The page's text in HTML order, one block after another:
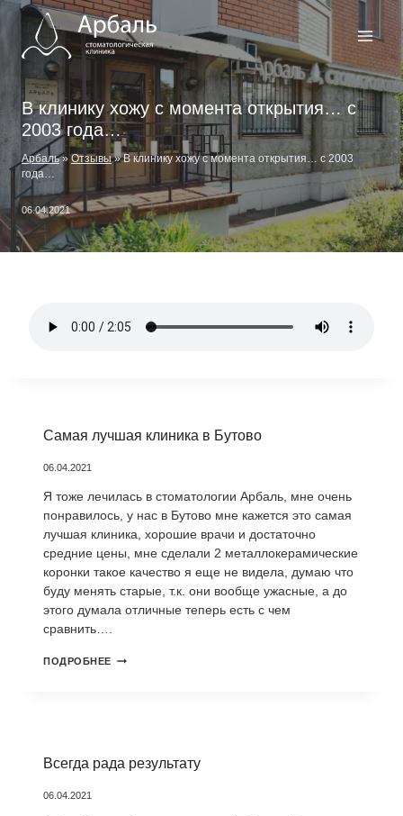
Перейти
содержимому
В клинику хожу с момента открытия… с
2003 года…
Арбаль»Отзывы»В клинику хожу с момента открытия… с 2003
года…
06.04.2021
Самая лучшая клиника в Бутово
06.04.2021
Я тоже лечилась в стоматологии Арбаль, мне очень
понравилось, у нас в Бутово мне кажется это самая
лучшая клиника, хорошие врачи и достаточно
средние цены, мне сделали 2 металлокерамические
коронки такое качество я еще не видела, думаю что
буду менять старые, т.к. они вообще ужасные, а до
этого думала отличные теперь есть с чем
сравнить….
ПОДРОБНЕЕ САМАЯ
Всегда рада результату
06.04.2021